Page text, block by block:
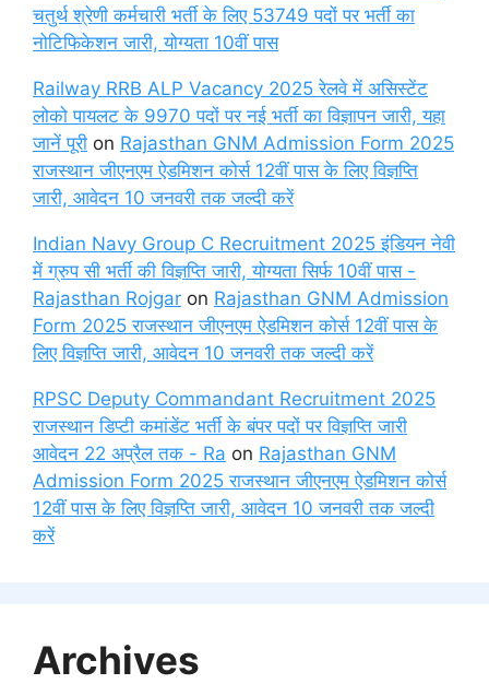
चतुर्थ श्रेणी कर्मचारी भर्ती के लिए 53749 पदों पर भर्ती का
नोटिफिकेशन जारी, योग्यता 10वीं पास
Railway RRB ALP Vacancy 2025 रेलवे में असिस्टेंट
लोको पायलट के 9970 पदों पर नई भर्ती का विज्ञापन जारी, यहा
जानें पूरी on Rajasthan GNM Admission Form 2025
राजस्थान जीएनएम ऐडमिशन कोर्स 12वीं पास के लिए विज्ञप्ति
जारी, आवेदन 10 जनवरी तक जल्दी करें
Indian Navy Group C Recruitment 2025 इंडियन नेवी
में ग्रुप सी भर्ती की विज्ञप्ति जारी, योग्यता सिर्फ 10वीं पास -
Rajasthan Rojgar on Rajasthan GNM Admission
Form 2025 राजस्थान जीएनएम ऐडमिशन कोर्स 12वीं पास के
लिए विज्ञप्ति जारी, आवेदन 10 जनवरी तक जल्दी करें
RPSC Deputy Commandant Recruitment 2025
राजस्थान डिप्टी कमांडेंट भर्ती के बंपर पदों पर विज्ञप्ति जारी
आवेदन 22 अप्रैल तक - Ra on Rajasthan GNM
Admission Form 2025 राजस्थान जीएनएम ऐडमिशन कोर्स
12वीं पास के लिए विज्ञप्ति जारी, आवेदन 10 जनवरी तक जल्दी
करें
Archives